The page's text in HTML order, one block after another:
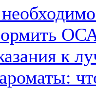
к